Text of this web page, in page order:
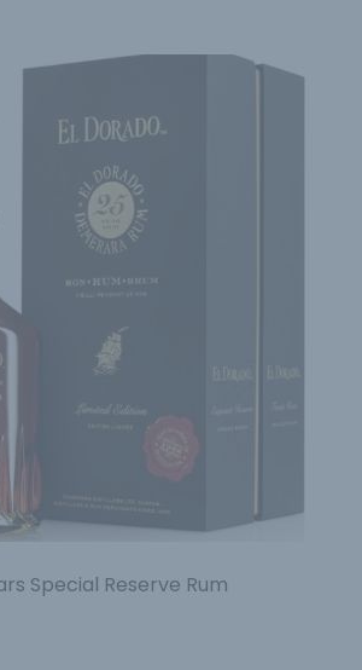
Special Reserve Rum